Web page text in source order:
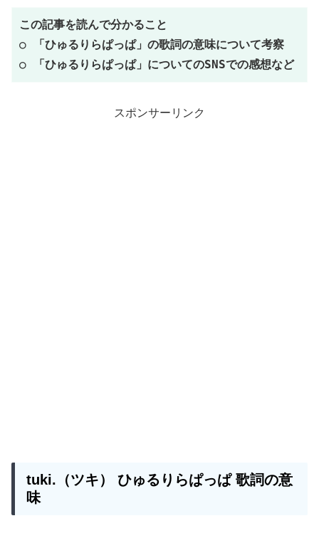
この記事を読んで分かること
○
「 ひゅるりらぱっぱ」の歌詞の意味について考察
○ 「ひゅるりらぱっぱ」についてのSNSでの感想など
スポンサーリンク
tuki.（ツキ） ひゅるりらぱっぱ歌詞の意
味